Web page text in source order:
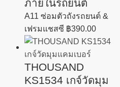
ภายในรถยนต์
A11 ซ่อมตัวถังรถยนต์ &
เฟรมแชสซี ฿390.00
THOUSAND
KS1534 เกจ์วัดมุม